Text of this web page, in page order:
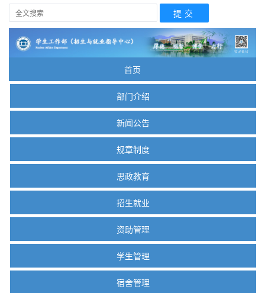
首页
部门介绍
新闻公告
规章制度
思政教育
招生就业
资助管理
学生管理
宿舍管理